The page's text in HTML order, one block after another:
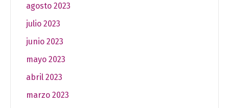
agosto 2023
julio 2023
junio 2023
mayo 2023
abril 2023
marzo 2023